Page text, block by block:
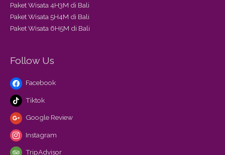
Paket Wisata 4H3M di Bali
Paket Wisata 5H4M di Bali
Paket Wisata 6H5M di Bali
Follow Us
Facebook
Tiktok
Google Review
Instagram
TripAdvisor